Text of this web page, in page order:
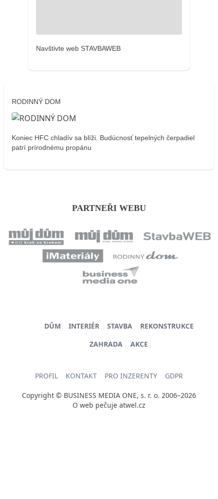
Navštivte web STAVBAWEB
RODINNÝ DOM
Koniec HFC chladív sa blíži. Budúcnosť tepelných čerpadiel
patrí prírodnému propánu
PARTNEŘI WEBU
DŮM INTERIÉR STAVBA
REKONSTRUKCE
ZAHRADA
AKCE
PROFIL KONTAKT PRO INZERENTY GDPR
Copyright © BUSINESS MEDIA ONE, s. r. o. 2006–2026